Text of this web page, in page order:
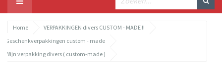
Home
VERPAKKINGEN divers CUSTOM - MADE !!
Geschenkverpakkingen custom - made
Wijn verpakking divers ( custom-made )